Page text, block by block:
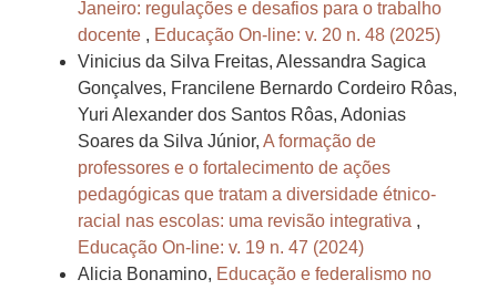
Janeiro: regulações e desafios para o trabalho
docente , Educação On-line: v. 20 n. 48 (2025)
Vinicius da Silva Freitas, Alessandra Sagica
Gonçalves, Francilene Bernardo Cordeiro Rôas,
Yuri Alexander dos Santos Rôas, Adonias
Soares da Silva Júnior, A formação de
professores e o fortalecimento de ações
pedagógicas que tratam a diversidade étnico-
racial nas escolas: uma revisão integrativa ,
Educação On-line: v. 19 n. 47 (2024)
Alicia Bonamino, Educação e federalismo no